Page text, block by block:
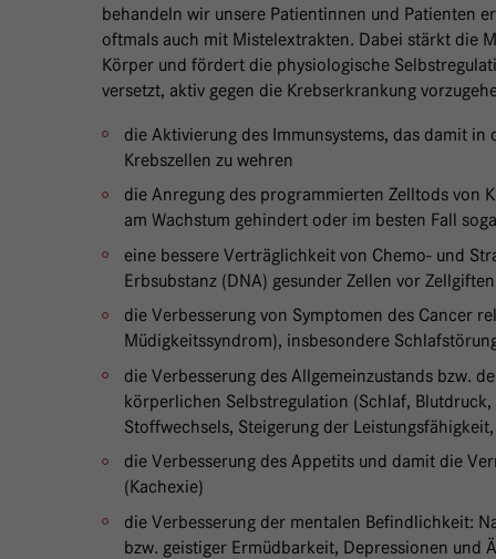
behandeln wir unsere Patientinnen und Patienten
oftmals auch mit Mistelextrakten. Dabei stärkt die
Körper und fördert die physiologische
versetzt, aktiv gegen die Krebserkrankung
die Aktivierung des Immunsystems, das damit in
Krebszellen zu wehren
die Anregung des programmierten Zelltods von
am Wachstum gehindert oder im besten Fall
eine bessere Verträglichkeit von Chemo- und
Erbsubstanz (DNA) gesunder Zellen vor
die Verbesserung von Symptomen des Cancer
Müdigkeitssyndrom), insbesondere
die Verbesserung des Allgemeinzustands bzw.
körperlichen Selbstregulation (Schlaf,
Stoffwechsels, Steigerung der
die Verbesserung des Appetits und damit die
(Kachexie)
die Verbesserung der mentalen Befindlichkeit:
bzw. geistiger Ermüdbarkeit, Depressionen und